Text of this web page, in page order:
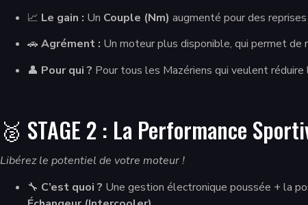
📈 Le gain : Un Couple (Nm) augmenté pour des
🚗 Agrément : Un moteur plus disponible, qui permet de
👤 Pour qui ? Pour tous les Mazériens qui veulent
🥈 STAGE 2 : La Performance
Libérez le potentiel de votre moteur !
🔧 C’est quoi ? Une gestion électronique poussée + la